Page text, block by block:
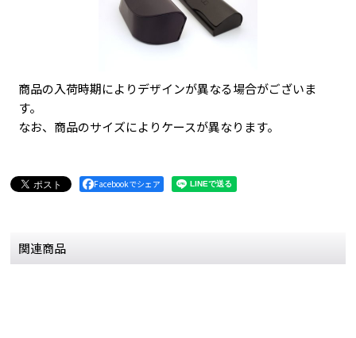
商品の入荷時期によりデザインが異なる場合がございま
す。
なお、商品のサイズによりケースが異なります。
Facebookでシェア
関連商品